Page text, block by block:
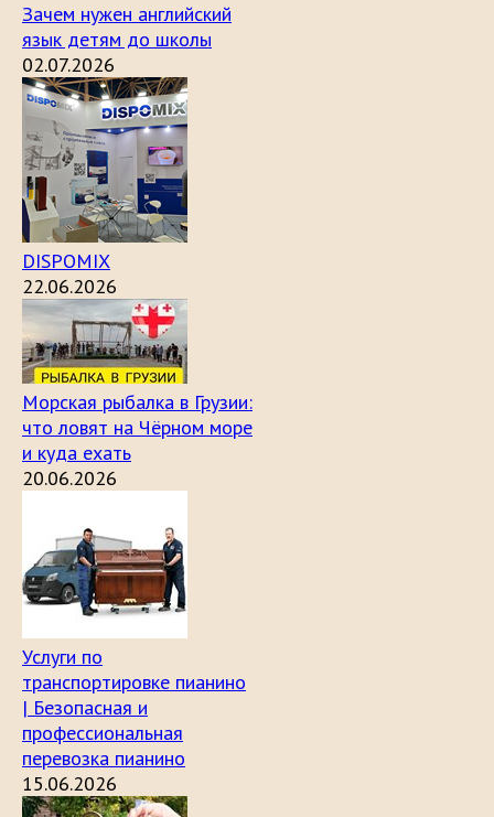
Зачем нужен английский
язык детям до школы
02.07.2026
DISPOMIX
22.06.2026
Морская рыбалка в Грузии:
что ловят на Чёрном море
и куда ехать
20.06.2026
Услуги по
транспортировке пианино
| Безопасная и
профессиональная
перевозка пианино
15.06.2026